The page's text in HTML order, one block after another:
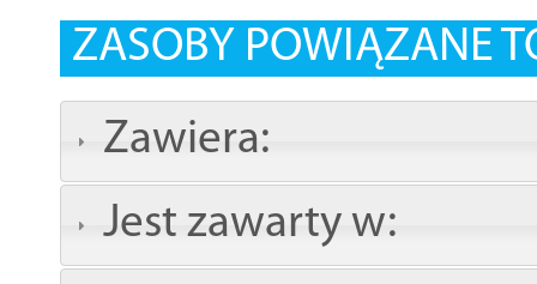
ZASOBY POWIĄZANE
Zawiera:
Jest zawarty w: